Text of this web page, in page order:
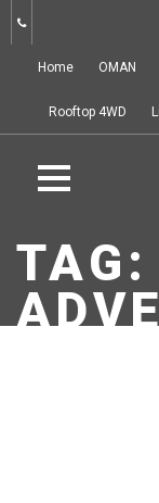
Home OMAN
Rooftop 4WD
TAG: